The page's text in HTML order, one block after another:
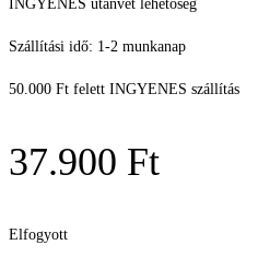
INGYENES utánvét lehetőség
Szállítási idő: 1-2 munkanap
50.000 Ft felett INGYENES szállítás
37.900 Ft
Elfogyott